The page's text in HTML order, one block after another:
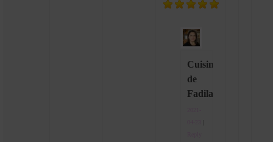
Cuisine
de
Fadila